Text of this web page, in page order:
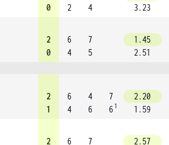
0
2
4
3.23
2
0
6
4
7
5
1.45
2.51
2
1
6
4
4
6
7
6 1
2.20
1.59
2
6
7
2.57